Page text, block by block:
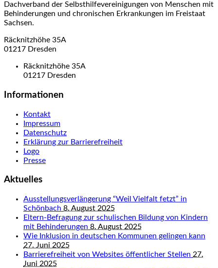
Dachverband der Selbsthilfevereinigungen von Menschen mit
Behinderungen und chronischen Erkrankungen im Freistaat
Sachsen.
Räcknitzhöhe 35A
01217 Dresden
Räcknitzhöhe 35A
01217 Dresden
Informationen
Kontakt
Impressum
Datenschutz
Erklärung zur Barrierefreiheit
Logo
Presse
Aktuelles
Ausstellungsverlängerung “Weil Vielfalt fetzt” in
Schönbach 8. August 2025
Eltern-Befragung zur schulischen Bildung von Kindern
mit Behinderungen 8. August 2025
Wie Inklusion in deutschen Kommunen gelingen kann
27. Juni 2025
Barrierefreiheit von Websites öffentlicher Stellen 27.
Juni 2025